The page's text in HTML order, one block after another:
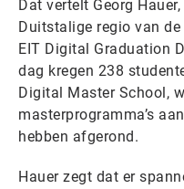
Dat vertelt Georg
Duitstalige regio van
EIT Digital Graduation
dag kregen 238
Digital Master School,
masterprogramma’s
hebben afgerond.
Hauer zegt dat er